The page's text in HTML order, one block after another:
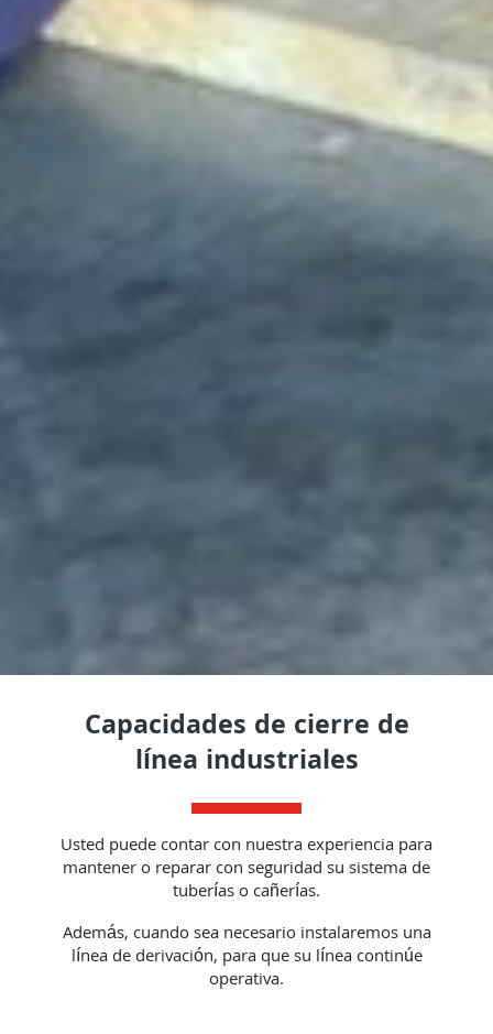
Capacidades de cierre de
línea industriales
Usted puede contar con nuestra experiencia para
mantener o reparar con seguridad su sistema de
tuberías o cañerías.
Además, cuando sea necesario instalaremos una
línea de derivación, para que su línea continúe
operativa.